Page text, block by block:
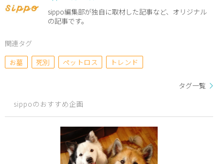
sippo編集部が独自に取材した記事など、オリジナル
の記事です。
関連タグ
お墓
死別 ペットロス トレンド
タグ一覧
sippoのおすすめ企画